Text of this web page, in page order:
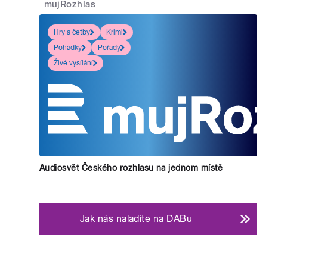
mujRozhlas
Hry a četby
Krimi
Pohádky
Pořady
Živé vysílání
Audiosvět Českého rozhlasu na jednom místě
Jak nás naladíte na DABu